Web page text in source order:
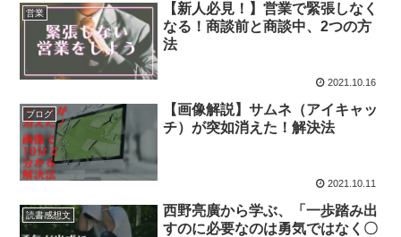
営業
【新人必見！】営業で緊張しなく
なる！商談前と商談中、2つの方
法
2021.10.16
ブログ
【画像解説】サムネ（アイキャッ
チ）が突如消えた！解決法
2021.10.11
読書感想文
西野亮廣から学ぶ、「一歩踏み出
すのに必要なのは勇気ではなく〇